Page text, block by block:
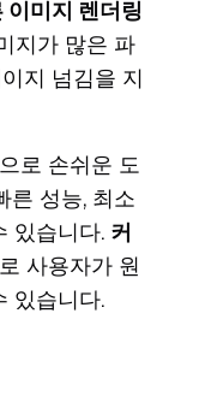
이미지 렌더링
지가 많은 파
지 넘김을 지
으로 손쉬운 도
른 성능, 최소
있습니다. 커
로 사용자가 원
있습니다.